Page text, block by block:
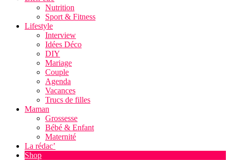
Nutrition
Sport & Fitness
Lifestyle
Interview
Idées Déco
DIY
Mariage
Couple
Agenda
Vacances
Trucs de filles
Maman
Grossesse
Bébé & Enfant
Maternité
La rédac’
Shop